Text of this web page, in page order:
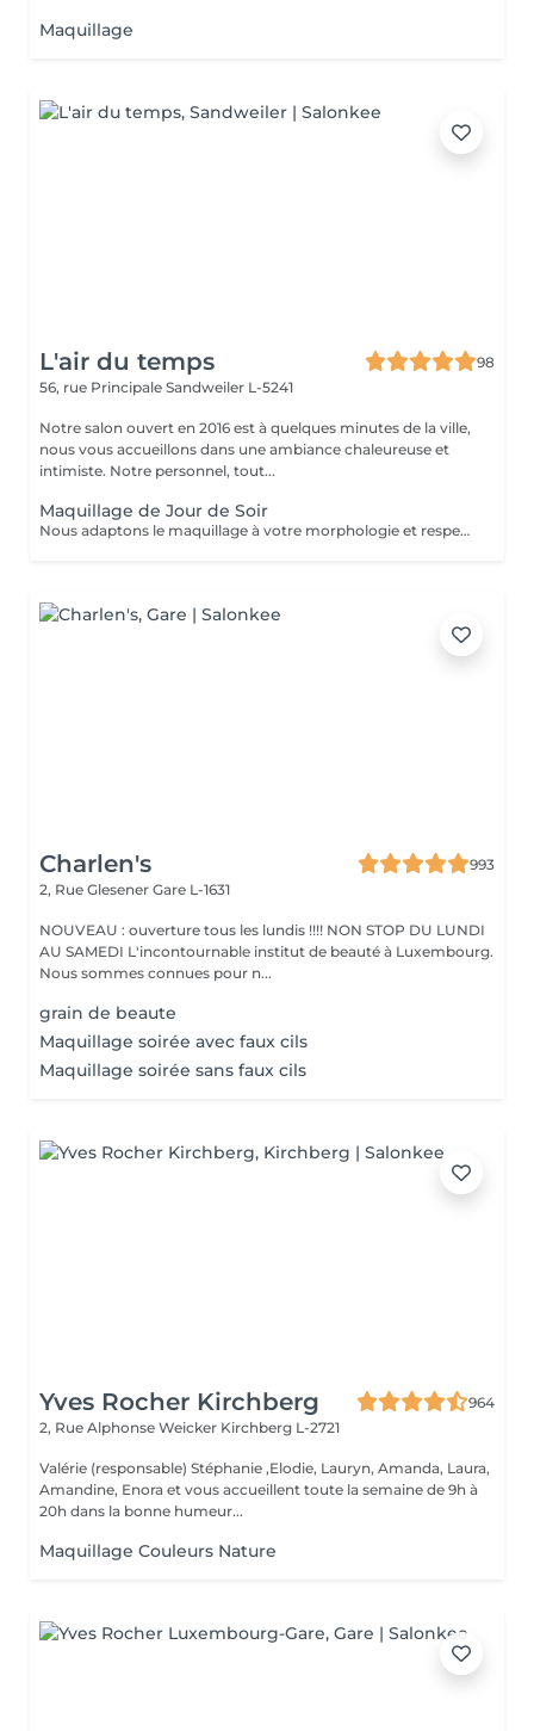
Maquillage
L'air du temps
98
56, rue Principale Sandweiler L-5241
Notre salon ouvert en 2016 est à quelques minutes de la ville,
nous vous accueillons dans une ambiance chaleureuse et
intimiste. Notre personnel, tout...
Maquillage de Jour de Soir
Nous adaptons le maquillage à votre morphologie et respectons votre souhait. Nous travaillons avec 'Make up Forever'.
Charlen's
993
2, Rue Glesener Gare L-1631
NOUVEAU : ouverture tous les lundis !!!! NON STOP DU LUNDI
AU SAMEDI L'incontournable institut de beauté à Luxembourg.
Nous sommes connues pour n...
grain de beaute
Maquillage soirée avec faux cils
Maquillage soirée sans faux cils
Yves Rocher Kirchberg
964
2, Rue Alphonse Weicker Kirchberg L-2721
Valérie (responsable) Stéphanie ,Elodie, Lauryn, Amanda, Laura,
Amandine, Enora et vous accueillent toute la semaine de 9h à
20h dans la bonne humeur...
Maquillage Couleurs Nature